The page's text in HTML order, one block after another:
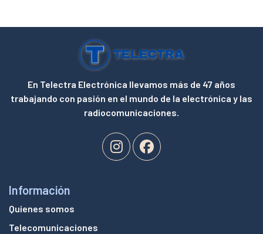
En Telectra Electrónica llevamos más de 47 años
trabajando con pasión en el mundo de la electrónica y las
radiocomunicaciones.
Información
Quienes somos
Telecomunicaciones